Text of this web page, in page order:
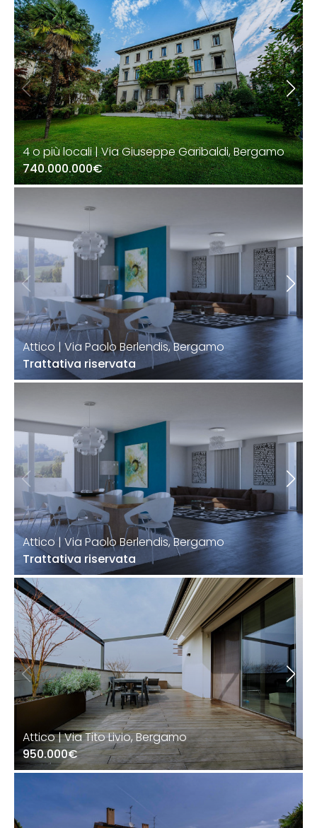
4 o più locali | Via Giuseppe Garibaldi, Bergamo
740.000.000€
Attico | Via Paolo Berlendis, Bergamo
Trattativa riservata
Attico | Via Paolo Berlendis, Bergamo
Trattativa riservata
Attico | Via Tito Livio, Bergamo
950.000€